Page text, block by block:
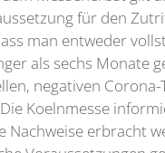
für den
man entweder
als sechs Monate
negativen Corona-
Koelnmesse
Nachweise erbracht